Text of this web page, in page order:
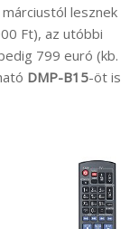
márciustól lesznek
Ft), az utóbbi
799 euró (kb.
DMP-B15-öt is